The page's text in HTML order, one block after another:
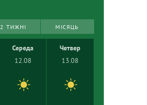
2 ТИЖНІ МІСЯЦЬ
Середа
12.08
Четвер
13.08